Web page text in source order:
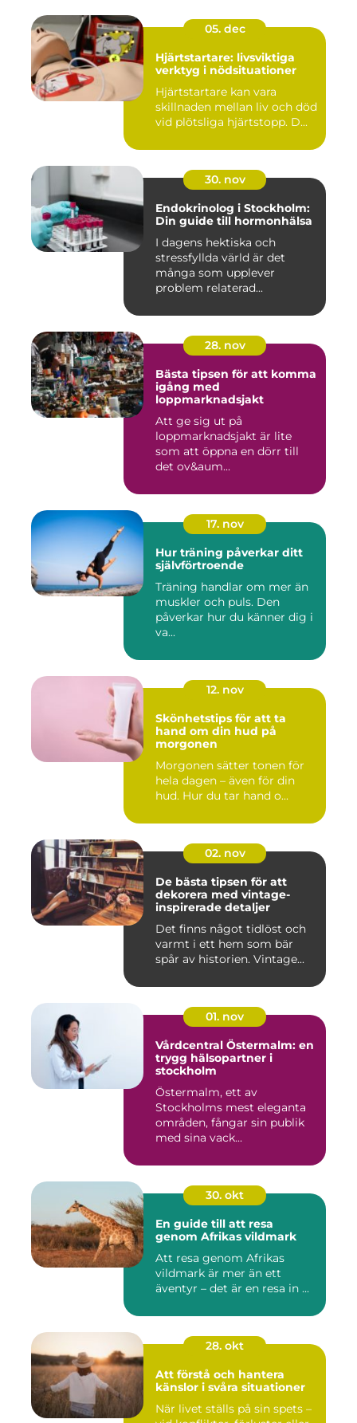
05. dec
Hjärtstartare: livsviktiga
verktyg i nödsituationer
Hjärtstartare kan vara
skillnaden mellan liv och död
vid plötsliga hjärtstopp. D...
30. nov
Endokrinolog i Stockholm:
Din guide till hormonhälsa
I dagens hektiska och
stressfyllda värld är det
många som upplever
problem relaterad...
28. nov
Bästa tipsen för att komma
igång med
loppmarknadsjakt
Att ge sig ut på
loppmarknadsjakt är lite
som att öppna en dörr till
det ov&aum...
17. nov
Hur träning påverkar ditt
självförtroende
Träning handlar om mer än
muskler och puls. Den
påverkar hur du känner dig i
va...
12. nov
Skönhetstips för att ta
hand om din hud på
morgonen
Morgonen sätter tonen för
hela dagen – även för din
hud. Hur du tar hand o...
02. nov
De bästa tipsen för att
dekorera med vintage-
inspirerade detaljer
Det finns något tidlöst och
varmt i ett hem som bär
spår av historien. Vintage...
01. nov
Vårdcentral Östermalm: en
trygg hälsopartner i
stockholm
Östermalm, ett av
Stockholms mest eleganta
områden, fångar sin publik
med sina vack...
30. okt
En guide till att resa
genom Afrikas vildmark
Att resa genom Afrikas
vildmark är mer än ett
äventyr – det är en resa in ...
28. okt
Att förstå och hantera
känslor i svåra situationer
När livet ställs på sin spets –